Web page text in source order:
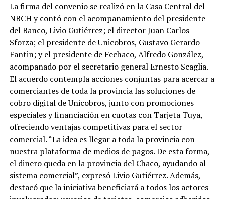
La firma del convenio se realizó en la Casa Central del
NBCH y contó con el acompañamiento del presidente
del Banco, Livio Gutiérrez; el director Juan Carlos
Sforza; el presidente de Unicobros, Gustavo Gerardo
Fantin; y el presidente de Fechaco, Alfredo González,
acompañado por el secretario general Ernesto Scaglia.
El acuerdo contempla acciones conjuntas para acercar a
comerciantes de toda la provincia las soluciones de
cobro digital de Unicobros, junto con promociones
especiales y financiación en cuotas con Tarjeta Tuya,
ofreciendo ventajas competitivas para el sector
comercial. “La idea es llegar a toda la provincia con
nuestra plataforma de medios de pagos. De esta forma,
el dinero queda en la provincia del Chaco, ayudando al
sistema comercial”, expresó Livio Gutiérrez. Además,
destacó que la iniciativa beneficiará a todos los actores